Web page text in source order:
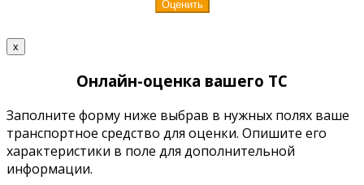
x
Онлайн-оценка вашего ТС
Заполните форму ниже выбрав в нужных полях ваше
транспортное средство для оценки. Опишите его
характеристики в поле для дополнительной
информации.